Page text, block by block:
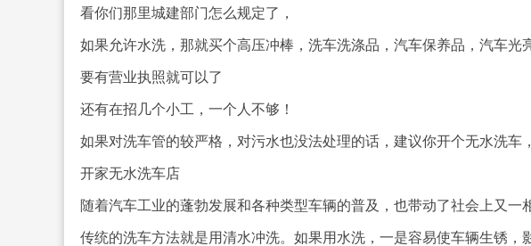
看你们那里城建部门怎么规定了，
如果允许水洗，那就买个高压冲棒，洗车洗涤品，汽车保养品，汽车光
要有营业执照就可以了
还有在招几个小工，一个人不够！
如果对洗车管的较严格，对污水也没法处理的话，建议你开个无水洗车
开家无水洗车店
随着汽车工业的蓬勃发展和各种类型车辆的普及，也带动了社会上又一
传统的洗车方法就是用清水冲洗。如果用水洗，一是容易使车辆生锈